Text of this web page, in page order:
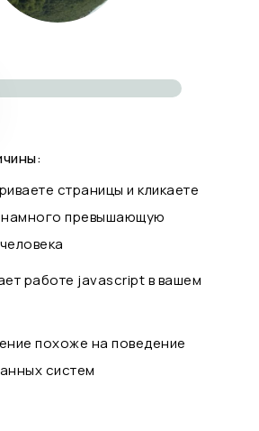
страницы и кликаете
превышающую
работе javascript в вашем
похоже на поведение
систем